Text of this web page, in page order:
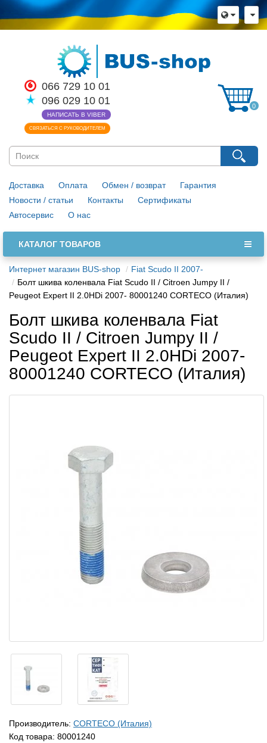
066 729 10 01
096 029 10 01
НАПИСАТЬ В VIBER
СВЯЗАТЬСЯ С РУКОВОДИТЕЛЕМ
0
Доставка Оплата Обмен / возврат
Гарантия
Новости / статьи
Контакты
Сертификаты
Автосервис
О нас
КАТАЛОГ ТОВАРОВ
Интернет магазин BUS-shop
Fiat Scudo II 2007-
Болт шкива коленвала Fiat Scudo II / Citroen Jumpy II /
Peugeot Expert II 2.0HDi 2007- 80001240 CORTECO (Италия)
Болт шкива коленвала Fiat
Scudo II / Citroen Jumpy II /
Peugeot Expert II 2.0HDi 2007-
80001240 CORTECO (Италия)
Производитель: CORTECO (Италия)
Код товара: 80001240